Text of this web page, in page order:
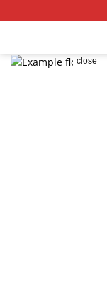
to
close